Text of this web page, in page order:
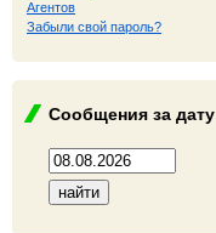
Агентов
Забыли свой пароль?
Сообщения за дату